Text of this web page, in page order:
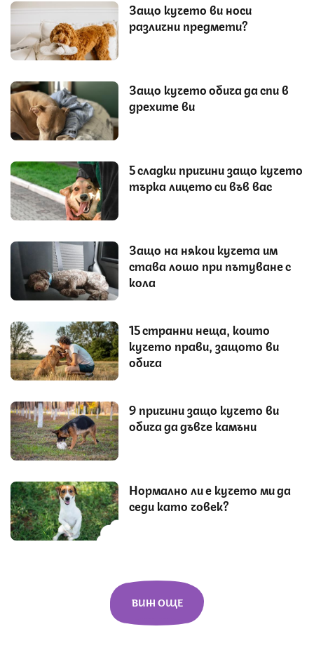
Защо кучето ви носи
различни предмети?
Защо кучето обича да спи в
дрехите ви
5 сладки причини защо кучето
търка лицето си във вас
Защо на някои кучета им
става лошо при пътуване с
кола
15 странни неща, които
кучето прави, защото ви
обича
9 причини защо кучето ви
обича да дъвче камъни
Нормално ли е кучето ми да
седи като човек?
ВИЖ ОЩЕ